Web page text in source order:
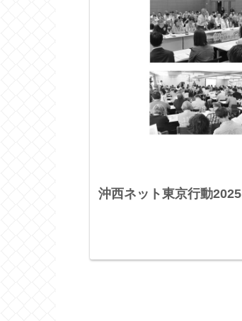
沖西ネット東京行動2025